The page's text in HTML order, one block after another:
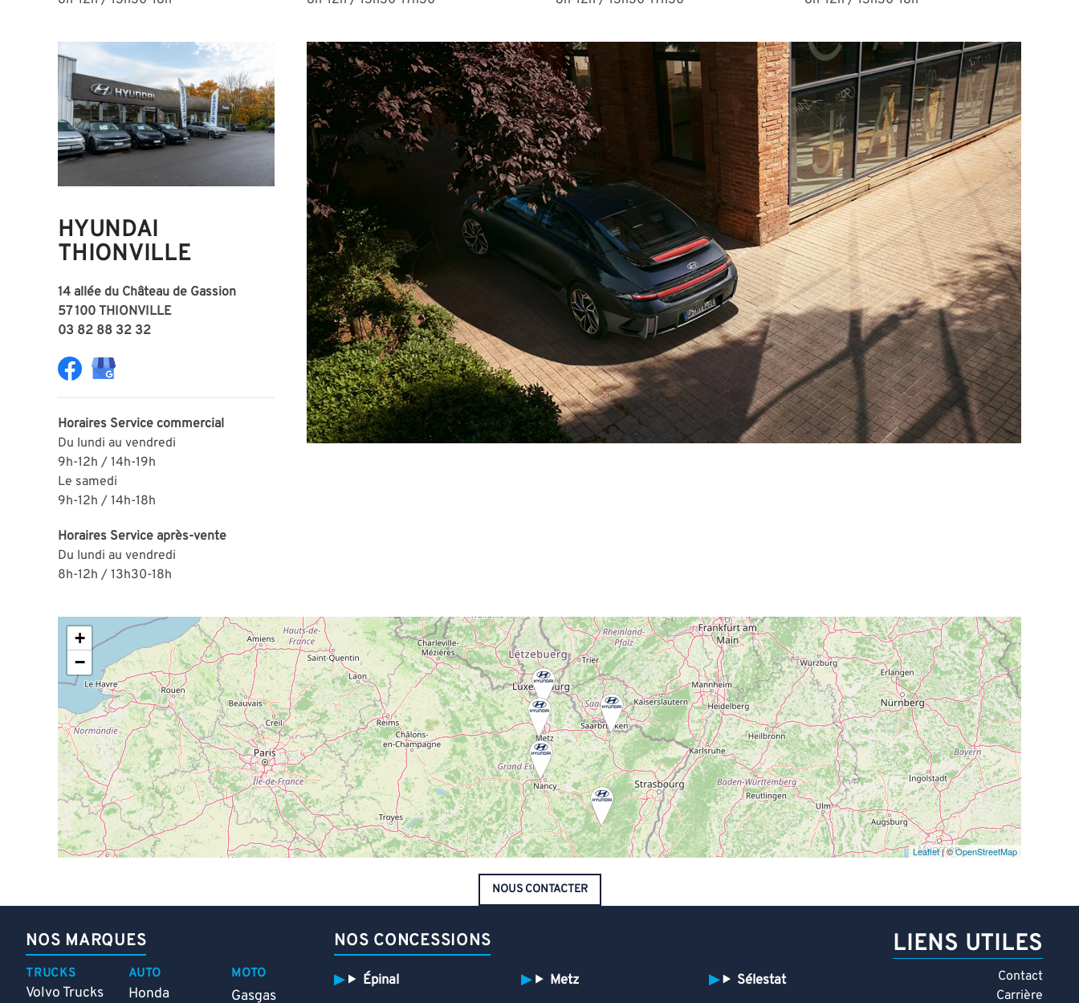
HYUNDAI
THIONVILLE
14 allée du Château de Gassion
57 100 THIONVILLE
03 82 88 32 32
Horaires Service commercial
Du lundi au vendredi
9h-12h / 14h-19h
Le samedi
9h-12h / 14h-18h
Horaires Service après-vente
Du lundi au vendredi
8h-12h / 13h30-18h
+
−
Leaflet| ©OpenStreetMap
NOUS CONTACTER
NOS MARQUES
TRUCKS
Volvo Trucks
AUTO
Honda
MOTO
Gasgas
NOS CONCESSIONS
Épinal Metz Sélestat
LIENS UTILES
Contact
Carrière